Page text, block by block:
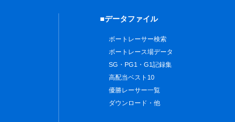
■データファイル
ボートレーサー検索
ボートレース場データ
SG・PG1・G1記録集
高配当ベスト10
優勝レーサー一覧
ダウンロード・他